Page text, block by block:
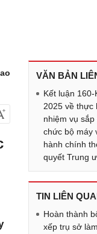
VĂN BẢN
Kết luận 160-
2025 về thực
nhiệm vụ sắp
chức bộ máy
hành chính
quyết Trung
TIN LIÊN
Hoàn thành
xếp trụ sở